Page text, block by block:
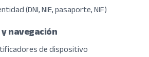
(DNI, NIE, pasaporte, NIF)
navegación
de dispositivo